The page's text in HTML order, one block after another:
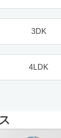
3DK
4LDK